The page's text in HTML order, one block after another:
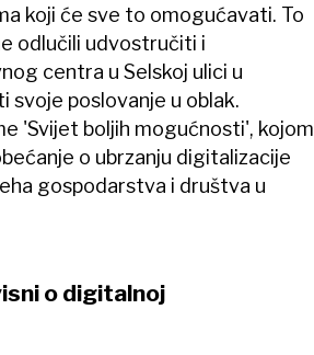
koji će sve to omogućavati. To
odlučili udvostručiti i
centra u Selskoj ulici u
svoje poslovanje u oblak.
'Svijet boljih mogućnosti', kojom
o ubrzanju digitalizacije
gospodarstva i društva u
o digitalnoj